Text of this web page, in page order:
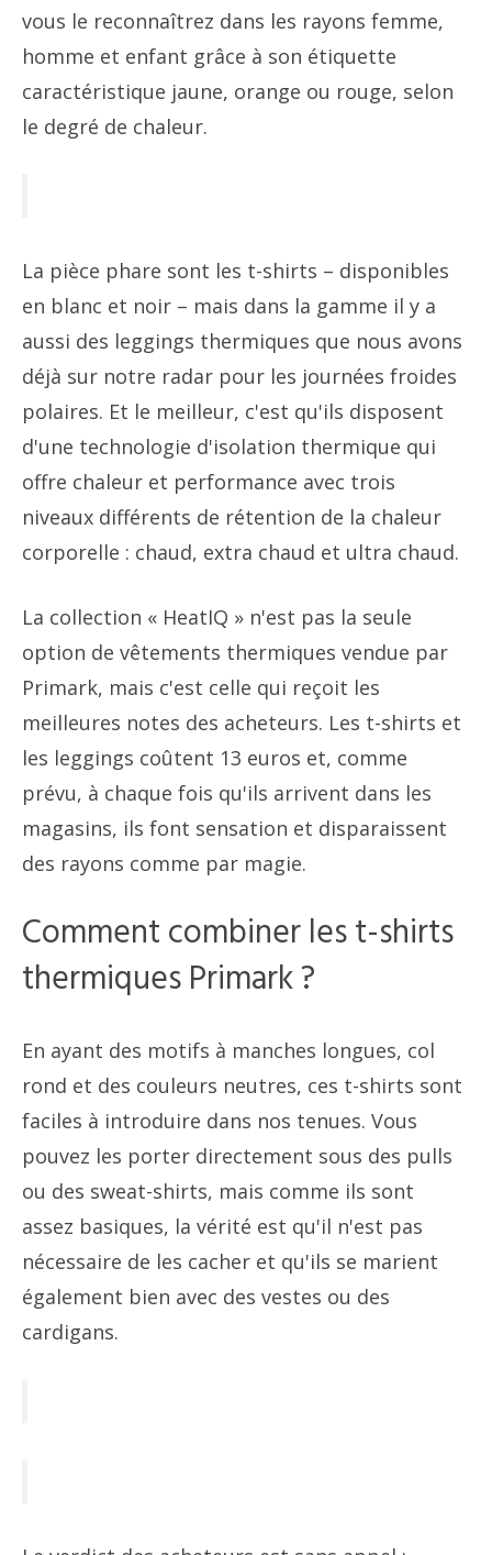
vous le reconnaîtrez dans les rayons femme,
homme et enfant grâce à son étiquette
caractéristique jaune, orange ou rouge, selon
le degré de chaleur.
La pièce phare sont les t-shirts – disponibles
en blanc et noir – mais dans la gamme il y a
aussi des leggings thermiques que nous avons
déjà sur notre radar pour les journées froides
polaires. Et le meilleur, c'est qu'ils disposent
d'une technologie d'isolation thermique qui
offre chaleur et performance avec trois
niveaux différents de rétention de la chaleur
corporelle : chaud, extra chaud et ultra chaud.
La collection « HeatIQ » n'est pas la seule
option de vêtements thermiques vendue par
Primark, mais c'est celle qui reçoit les
meilleures notes des acheteurs. Les t-shirts et
les leggings coûtent 13 euros et, comme
prévu, à chaque fois qu'ils arrivent dans les
magasins, ils font sensation et disparaissent
des rayons comme par magie.
Comment combiner les t-shirts
thermiques Primark ?
En ayant des motifs à manches longues, col
rond et des couleurs neutres, ces t-shirts sont
faciles à introduire dans nos tenues. Vous
pouvez les porter directement sous des pulls
ou des sweat-shirts, mais comme ils sont
assez basiques, la vérité est qu'il n'est pas
nécessaire de les cacher et qu'ils se marient
également bien avec des vestes ou des
cardigans.